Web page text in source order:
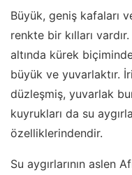
Büyük, geniş kafaları
renkte bir kılları
altında kürek
büyük ve yuvarlaktır.
düzleşmiş, yuvarlak
kuyrukları da su
özelliklerindendir.
Su aygırlarının aslen